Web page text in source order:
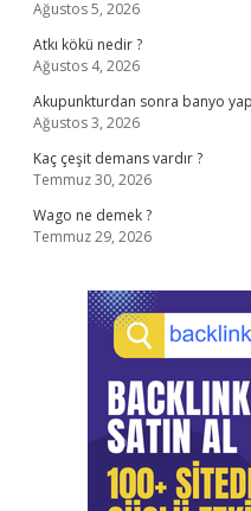
Ağustos 5, 2026
Atkı kökü nedir ?
Ağustos 4, 2026
Akupunkturdan sonra banyo
Ağustos 3, 2026
Kaç çeşit demans vardır ?
Temmuz 30, 2026
Wago ne demek ?
Temmuz 29, 2026